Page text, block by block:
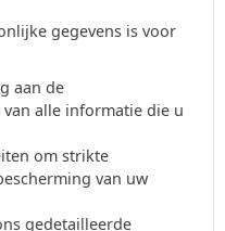
gegevens is voor
aan de
alle informatie die u
om strikte
van uw
gedetailleerde